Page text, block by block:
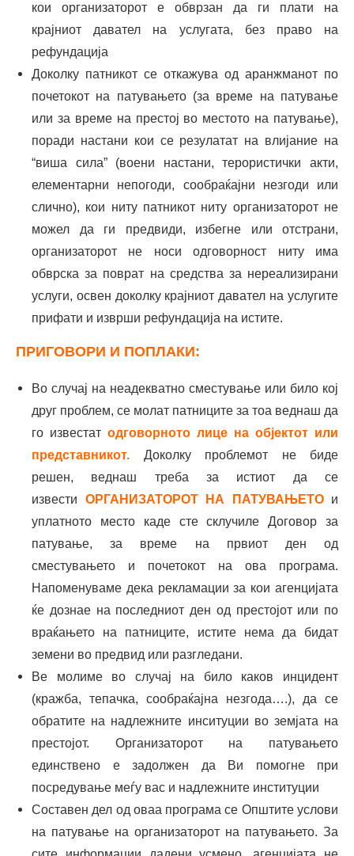
кои организаторот е обврзан да ги плати на
крајниот давател на услугата, без право на
рефундација
Доколку патникот се откажува од аранжманот по
почетокот на патувањето (за време на патување
или за време на престој во местото на патување),
поради настани кои се резулатат на влијание на
“виша сила” (воени настани, терористички акти,
елементарни непогоди, сообраќајни незгоди или
слично), кои ниту патникот ниту организаторот не
можел да ги предвиди, избегне или отстрани,
организаторот не носи одговорност ниту има
обврска за поврат на средства за нереализирани
услуги, освен доколку крајниот давател на услугите
прифати и изврши рефундација на истите.
ПРИГОВОРИ И ПОПЛАКИ:
Во случај на неадекватно сместување или било кој
друг проблем, се молат патниците за тоа веднаш да
го известат одговорното лице на објектот или
представникот. Доколку проблемот не биде
решен, веднаш треба за истиот да се
извести ОРГАНИЗАТОРОТ НА ПАТУВАЊЕТО
и
уплатното место каде сте склучиле Договор за
патување, за време на првиот ден од
сместувањето и почетокот на ова програма.
Напоменуваме дека рекламации за кои агенцијата
ќе дознае на последниот ден од престојот или по
враќањето на патниците, истите нема да бидат
земени во предвид или разгледани.
Ве молиме во случај на било каков инцидент
(кражба, тепачка, сообраќајна незгода….), да се
обратите на надлежните инситуции во земјата на
престојот. Организаторот на патувањето
единствено е задолжен да Ви помогне при
посредување меѓу вас и надлежните институции
Составен дел од оваа програма се Општите услови
на патување на организаторот на патувањето. За